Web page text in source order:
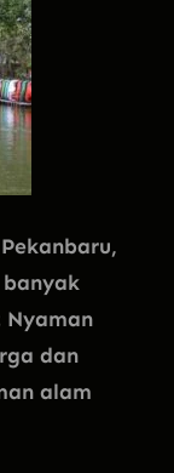
Nyaman
dan
alam